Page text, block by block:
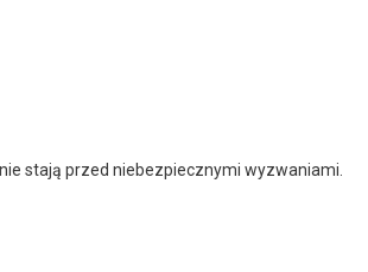
stają przed niebezpiecznymi wyzwaniami.